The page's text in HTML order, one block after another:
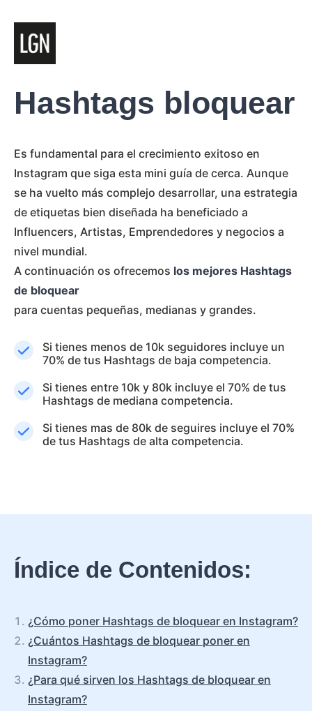
Hashtags bloquear
Es fundamental para el crecimiento exitoso en
Instagram que siga esta mini guía de cerca. Aunque
se ha vuelto más complejo desarrollar, una estrategia
de etiquetas bien diseñada ha beneficiado a
Influencers, Artistas, Emprendedores y negocios a
nivel mundial.
A continuación os ofrecemos los mejores Hashtags
de bloquear
para cuentas pequeñas, medianas y grandes.
Si tienes menos de 10k seguidores incluye un
70% de tus Hashtags de baja competencia.
Si tienes entre 10k y 80k incluye el 70% de tus
Hashtags de mediana competencia.
Si tienes mas de 80k de seguires incluye el 70%
de tus Hashtags de alta competencia.
Índice de Contenidos:
¿Cómo poner Hashtags de bloquear en Instagram?
¿Cuántos Hashtags de bloquear poner en
Instagram?
¿Para qué sirven los Hashtags de bloquear en
Instagram?